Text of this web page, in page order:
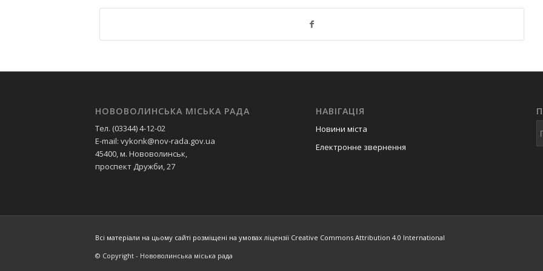
НОВОВОЛИНСЬКА МІСЬКА РАДА
Тел. (03344) 4-12-02
E-mail: vykonk@nov-rada.gov.ua
45400, м. Нововолинськ,
проспект Дружби, 27
НАВІГАЦІЯ
Новини міста
Електронне звернення
Всі матеріали на цьому сайті розміщені на умовах ліцензії Creative Commons Attribution 4.0 International
© Copyright - Нововолинська міська рада